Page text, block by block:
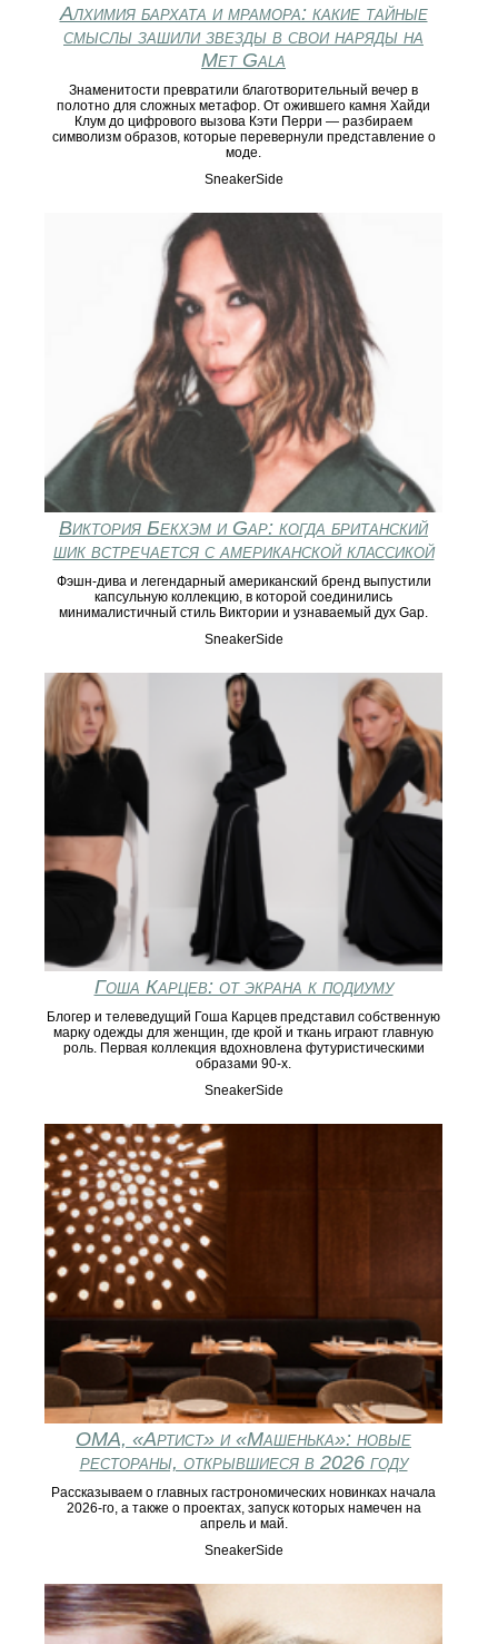
Алхимия бархата и мрамора: какие тайные
смыслы зашили звезды в свои наряды на
Met Gala
Знаменитости превратили благотворительный вечер в
полотно для сложных метафор. От ожившего камня Хайди
Клум до цифрового вызова Кэти Перри — разбираем
символизм образов, которые перевернули представление о
моде.
SneakerSide
Виктория Бекхэм и Gap: когда британский
шик встречается с американской классикой
Фэшн-дива и легендарный американский бренд выпустили
капсульную коллекцию, в которой соединились
минималистичный стиль Виктории и узнаваемый дух Gap.
SneakerSide
Гоша Карцев: от экрана к подиуму
Блогер и телеведущий Гоша Карцев представил собственную
марку одежды для женщин, где крой и ткань играют главную
роль. Первая коллекция вдохновлена футуристическими
образами 90-х.
SneakerSide
ОМА, «Артист» и «Машенька»: новые
рестораны, открывшиеся в 2026 году
Рассказываем о главных гастрономических новинках начала
2026-го, а также о проектах, запуск которых намечен на
апрель и май.
SneakerSide